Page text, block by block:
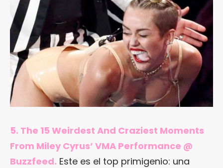
5. The 15 Weirdest And Craziest Moments
From Miley Cyrus’ VMA Performance @
Buzzfeed. Este es el top primigenio: una